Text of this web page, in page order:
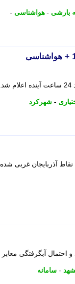
بارشی - هواشناسی -
پیش بینی وضعیت آب و هوا چهارمحال و بختیاری فردا یکشنبه 26 بهمن 1404 + هواشناسی
پیش بینی وضعیت آب و هوا چهارمحال و بختیاری فردا یکشنبه 26 بهمن 1404 و هواشناسی شهرکرد 24 ساعت آینده اعلام شد.
- شهرکرد
آذربایجان غربی شده
هوای مشهد تا 7 درجه کاهش می یابد و احتمال آبگرفتگی معابر
- سامانه